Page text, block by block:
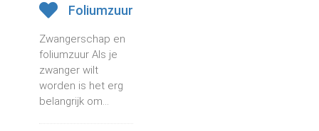
Foliumzuur
Zwangerschap en
foliumzuur Als je
zwanger wilt
worden is het erg
belangrijk om...